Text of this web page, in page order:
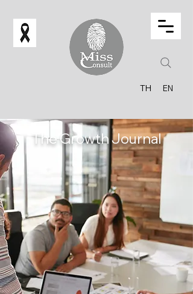
TH EN
The Growth Journal